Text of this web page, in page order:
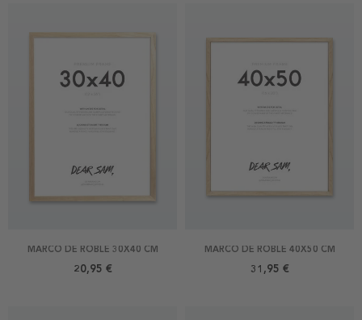
MARCO DE ROBLE 30X40 CM
20,95 €
MARCO DE ROBLE 40X50 CM
31,95 €